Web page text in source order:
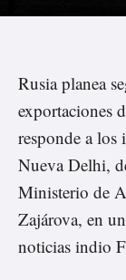
Rusia planea
exportaciones
responde a los
Nueva Delhi,
Ministerio de
Zajárova, en
noticias indio